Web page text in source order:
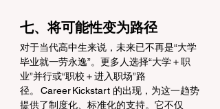
七、将可能性变为路径
对于当代高中生来说，未来已不再是“大学
毕业就一劳永逸”。更多人选择“大学＋职
业”并行或“职校＋进入职场”路
径。 Career Kickstart 的出现，为这一趋势
提供了制度化、标准化的支持。它不仅